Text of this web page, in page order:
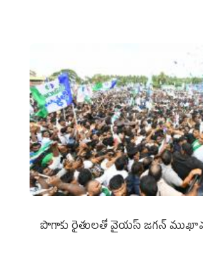
పొగాకు రైతుల‌తో వైయ‌స్ జ‌గ‌న్